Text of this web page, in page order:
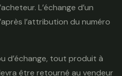
L’échange d’un
l’attribution du numéro
d’échange, tout produit à
être retourné au vendeur